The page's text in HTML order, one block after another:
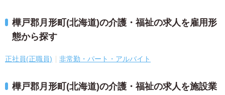
樺戸郡月形町(北海道)の介護・福祉の求人を雇用形
態から探す
正社員(正職員) 非常勤・パート・アルバイト
樺戸郡月形町(北海道)の介護・福祉の求人を施設業